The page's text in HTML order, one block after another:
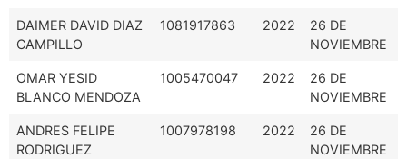
DAIMER DAVID DIAZ
CAMPILLO
1081917863 2022
26 DE
NOVIEMBRE
OMAR YESID
BLANCO MENDOZA
1005470047 2022
26 DE
NOVIEMBRE
ANDRES FELIPE
RODRIGUEZ
1007978198 2022
26 DE
NOVIEMBRE